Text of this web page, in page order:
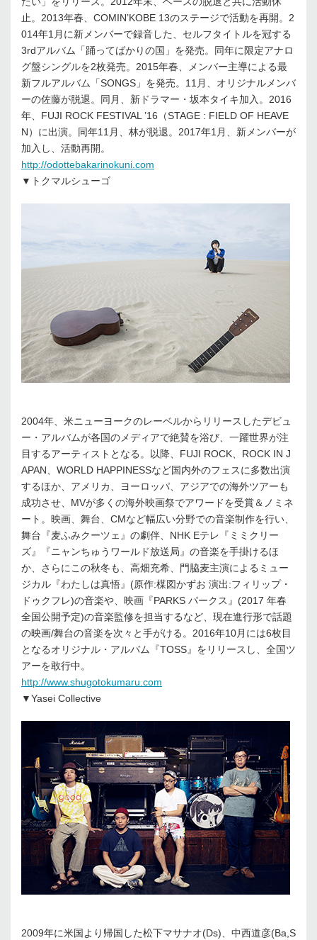
止。2013年春、COMIN’KOBE 13のステージで活動を再開。2
014年1月に新メンバーで録音した、セルフタイトルを冠する
3rdアルバム「踊ってばかりの国」を発売。同年に限定アナロ
グ盤シングルを2枚発売。2015年春、メンバー主導による最
新フルアルバム「SONGS」を発売。11月、オリジナルメンバ
ーの佐藤が脱退。同月、新ドラマー・坂本タイキ加入。2016
年、FUJI ROCK FESTIVAL ’16（STAGE : FIELD OF HEAVE
N）に出演。同年11月、林が脱退。2017年1月、新メンバーが
加入し、活動再開。
http://odottebakarinokuni.com
▼トクマルシューゴ
2004年、米ニューヨークのレーベルからリリースしたデビュ
ー・アルバムが各国のメディアで絶賛を浴び、一躍世界が注
目するアーティストとなる。以降、FUJI ROCK、ROCK IN J
APAN、WORLD HAPPINESSなど国内外のフェスに多数出演
するほか、アメリカ、ヨーロッパ、アジアでの海外ツアーも
成功させ、MVが多くの海外映画祭でアワードを受賞＆ノミネ
ート。映画、舞台、CMなど幅広い分野での音楽制作を行い、
舞台『麦ふみクーツェ』の劇伴、NHK Eテレ『ミミクリー
ズ』『ニャンちゅうワールド放送局』の音楽を手掛けるほ
か、さらにこの秋冬も、高畑充希、門脇麦主演によるミュー
ジカル『わたしは真悟』(原作:楳図かずお 演出:フィリップ・
ドゥクフレ)の音楽や、映画『PARKS パークス』(2017 年春
全国公開予定)の音楽監修を担当するなど、現在進行形で話題
の映画/舞台の音楽を次々と手がける。2016年10月には6枚目
となるオリジナル・アルバム『TOSS』をリリースし、全国ツ
アーを敢行中。
http://www.shugotokumaru.com
▼Yasei Collective
2009年に米国より帰国した松下マサナオ(Ds)、中西道彦(Ba,S